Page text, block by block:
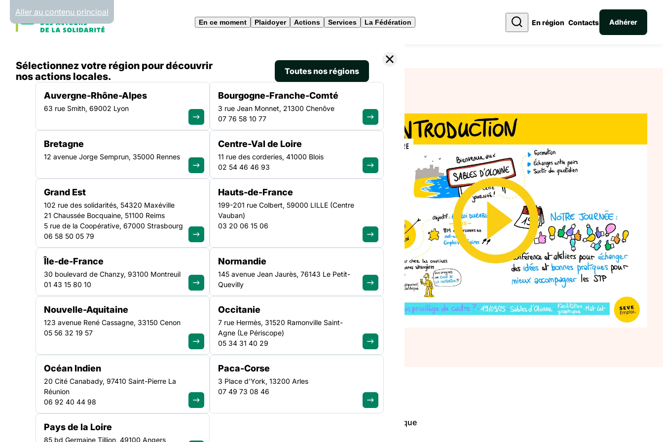
Panneau de gestion des cookies
Aller au contenu principal
En ce moment Plaidoyer Actions Services La Fédération En région Contacts Adhérer
Accueil Liste des actualités Programme SEVE Emploi : retour sur la journée régionale 2025
Programme SEVE Emploi :
retour sur la journée
régionale 2025
Vendredi 19 septembre 2025, les équipes permanentes des Structures
d’Insertion par l’Activité Économique (SIAE) formées à SEVE Emploi tout au
long de l’année se sont retrouvées aux Sables-d’Olonne. Cette journée
ensoleillée a été l’occasion pour les professionnel·les de réfléchir ensemble
sur la thématique : « Choisir son emploi, un privilège de cadre ? ». Julie
EMPLOI
PAYS DE LA LOIRE
Vendredi 19 septembre 2025, les équipes permanentes des Structures d’Insertion par l’Activité Économique
(SIAE) formées à SEVE Emploi tout au long de l’année se sont retrouvées aux Sables-d’Olonne. Cette
Sélectionnez votre région pour découvrir
nos actions locales.
Toutes nos régions
Auvergne-Rhône-Alpes
63 rue Smith, 69002 Lyon
Bourgogne-Franche-Comté
3 rue Jean Monnet, 21300 Chenôve
07 76 58 10 77
Bretagne
12 avenue Jorge Semprun, 35000 Rennes
Centre-Val de Loire
11 rue des corderies, 41000 Blois
02 54 46 46 93
Grand Est
102 rue des solidarités, 54320 Maxéville
21 Chaussée Bocquaine, 51100 Reims
5 rue de la Coopérative, 67000 Strasbourg
06 58 50 05 79
Hauts-de-France
199-201 rue Colbert, 59000 LILLE (Centre
Vauban)
03 20 06 15 06
Île-de-France
30 boulevard de Chanzy, 93100 Montreuil
01 43 15 80 10
Normandie
145 avenue Jean Jaurès, 76143 Le Petit-
Quevilly
Nouvelle-Aquitaine
123 avenue René Cassagne, 33150 Cenon
05 56 32 19 57
Occitanie
7 rue Hermès, 31520 Ramonville Saint-
Agne (Le Périscope)
05 34 31 40 29
Océan Indien
20 Cité Canabady, 97410 Saint-Pierre La
Réunion
06 92 40 44 98
Paca-Corse
3 Place d’York, 13200 Arles
07 49 73 08 46
Pays de la Loire
85 bd Germaine Tillion, 49100 Angers